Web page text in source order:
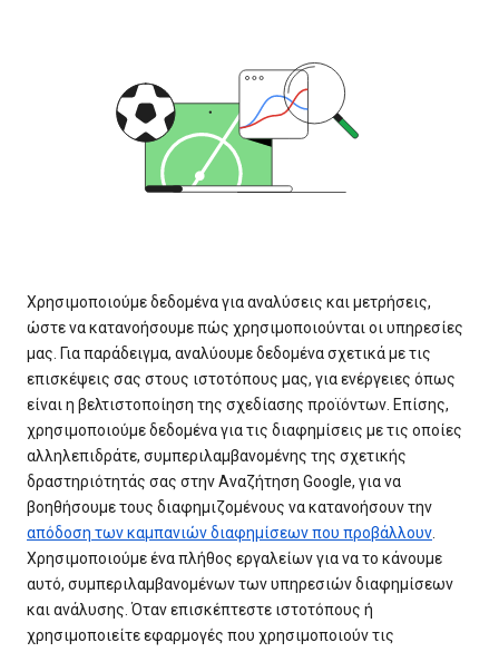
Χρησιμοποιούμε δεδομένα για αναλύσεις και μετρήσεις,
ώστε να κατανοήσουμε πώς χρησιμοποιούνται οι υπηρεσίες
μας. Για παράδειγμα, αναλύουμε δεδομένα σχετικά με τις
επισκέψεις σας στους ιστοτόπους μας, για ενέργειες όπως
είναι η βελτιστοποίηση της σχεδίασης προϊόντων. Επίσης,
χρησιμοποιούμε δεδομένα για τις διαφημίσεις με τις οποίες
αλληλεπιδράτε, συμπεριλαμβανομένης της σχετικής
δραστηριότητάς σας στην Αναζήτηση Google, για να
βοηθήσουμε τους διαφημιζομένους να κατανοήσουν την
απόδοση των καμπανιών διαφημίσεων που προβάλλουν.
Χρησιμοποιούμε ένα πλήθος εργαλείων για να το κάνουμε
αυτό, συμπεριλαμβανομένων των υπηρεσιών διαφημίσεων
και ανάλυσης. Όταν επισκέπτεστε ιστοτόπους ή
χρησιμοποιείτε εφαρμογές που χρησιμοποιούν τις